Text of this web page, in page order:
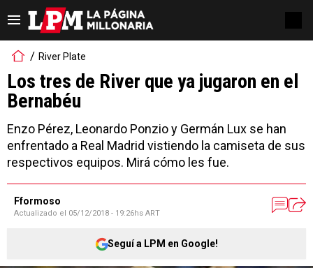
River Plate
Los tres de River que ya jugaron en el
Bernabéu
Enzo Pérez, Leonardo Ponzio y Germán Lux se han
enfrentado a Real Madrid vistiendo la camiseta de sus
respectivos equipos. Mirá cómo les fue.
Fformoso
Actualizado el 05/12/2018 - 19:26hs ART
Seguí a LPM en Google!